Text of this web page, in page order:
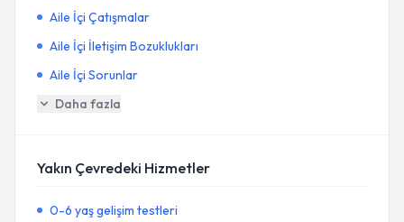
Aile İçi Çatışmalar
Aile İçi İletişim Bozuklukları
Aile İçi Sorunlar
Daha fazla
Yakın Çevredeki Hizmetler
0-6 yaş gelişim testleri